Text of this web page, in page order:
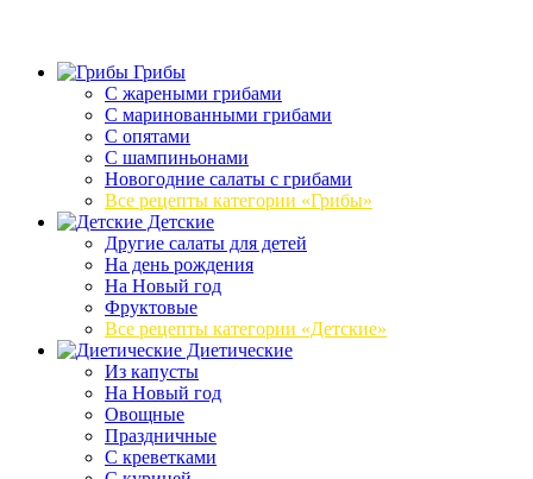
Грибы
C жареными грибами
C маринованными грибами
C опятами
C шампиньонами
Новогодние салаты с грибами
Все рецепты категории «Грибы»
Детские
Другие салаты для детей
На день рождения
На Новый год
Фруктовые
Все рецепты категории «Детские»
Диетические
Из капусты
На Новый год
Овощные
Праздничные
С креветками